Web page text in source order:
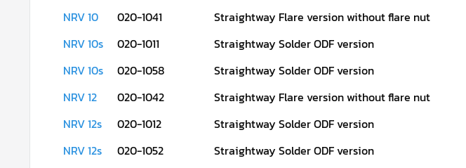
NRV 10
020-1041 Straightway Flare version without flare nut
NRV 10s
020-1011 Straightway Solder ODF version
NRV 10s
020-1058 Straightway Solder ODF version
NRV 12
020-1042 Straightway Flare version without flare nut
NRV 12s
020-1012 Straightway Solder ODF version
NRV 12s
020-1052 Straightway Solder ODF version